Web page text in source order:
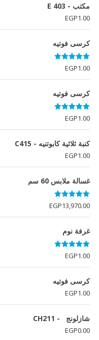
مكتب - E 403
EGP1.00
كرسى فوتيه
تم التقييم
5.00
من 5
EGP1.00
كرسى فوتيه
تم التقييم
5.00
من 5
EGP1.00
كنبة ثلاثية كابوتنيه - C415
EGP1.00
غسالة ملابس 60 سم
تم التقييم
5.00 من 5 EGP13,970.00
غرفة نوم
تم التقييم
5.00
من 5
EGP1.00
كرسى فوتيه
EGP1.00
شازلونج - CH211
EGP0.00